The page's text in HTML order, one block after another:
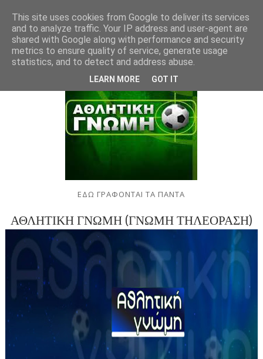
ΕΔΩ ΓΡΑΦΟΝΤΑΙ ΤΑ ΠΑΝΤΑ
ΑΘΛΗΤΙΚΗ ΓΝΩΜΗ (ΓΝΩΜΗ ΤΗΛΕΟΡΑΣΗ)
This site uses cookies from Google to deliver its services
and to analyze traffic. Your IP address and user-agent are
shared with Google along with performance and security
metrics to ensure quality of service, generate usage
statistics, and to detect and address abuse.
LEARN MORE GOT IT